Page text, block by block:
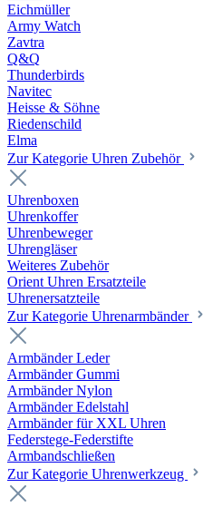
Eichmüller
Army Watch
Zavtra
Q&Q
Thunderbirds
Navitec
Heisse & Söhne
Riedenschild
Elma
Zur Kategorie Uhren Zubehör
Uhrenboxen
Uhrenkoffer
Uhrenbeweger
Uhrengläser
Weiteres Zubehör
Orient Uhren Ersatzteile
Uhrenersatzteile
Zur Kategorie Uhrenarmbänder
Armbänder Leder
Armbänder Gummi
Armbänder Nylon
Armbänder Edelstahl
Armbänder für XXL Uhren
Federstege-Federstifte
Armbandschließen
Zur Kategorie Uhrenwerkzeug